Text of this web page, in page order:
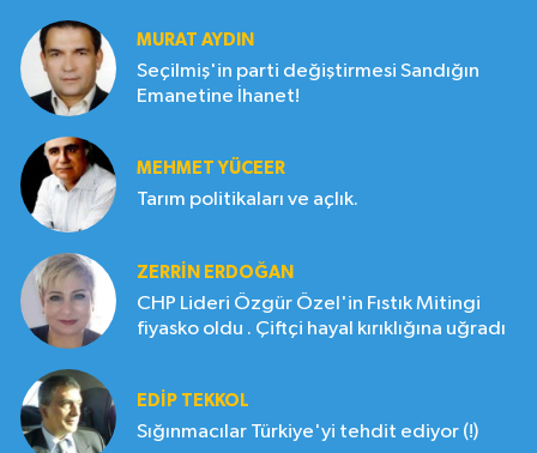
MURAT AYDIN
Seçilmiş'in parti değiştirmesi Sandığın
Emanetine İhanet!
MEHMET YÜCEER
Tarım politikaları ve açlık.
ZERRIN ERDOĞAN
CHP Lideri Özgür Özel'in Fıstık Mitingi
fiyasko oldu . Çiftçi hayal kırıklığına uğradı
EDIP TEKKOL
Sığınmacılar Türkiye'yi tehdit ediyor (!)